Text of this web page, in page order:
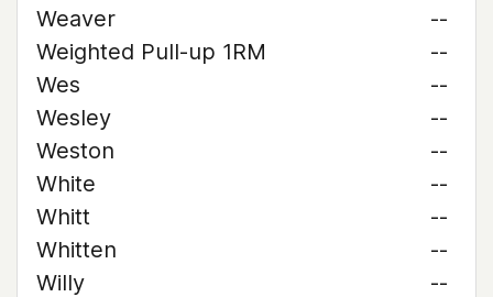
Weaver
--
Weighted Pull-up 1RM
--
Wes
--
Wesley
--
Weston
--
White
--
Whitt
--
Whitten
--
Willy
--